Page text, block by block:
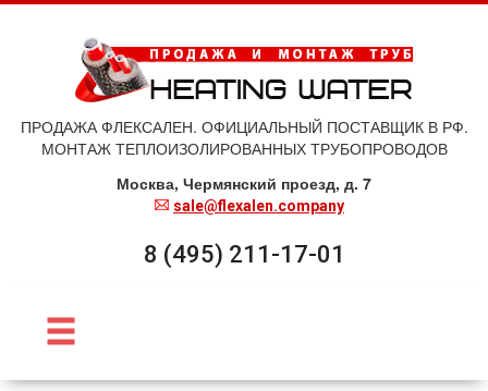
ПРОДАЖА ФЛЕКСАЛЕН. ОФИЦИАЛЬНЫЙ ПОСТАВЩИК В РФ.
МОНТАЖ ТЕПЛОИЗОЛИРОВАННЫХ ТРУБОПРОВОДОВ
Москва, Чермянский проезд, д. 7
sale@flexalen.company
8 (495) 211-17-01